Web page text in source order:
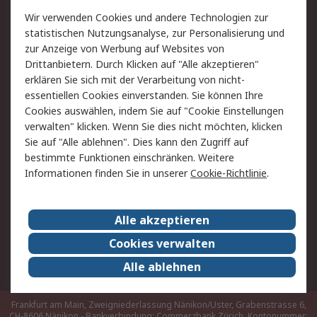
Rücksendungen
Kontakt
Hilfe
Rechtliches
AGB
Datenschutz
Cookie-Richtlinie
Zahlungsbedingungen
Copyright/Impressum
Über RS
Karriere bei RS
Nachhaltigkeit
Qualität/Umwelt/ZertifikatePresse-Center
Event-Center
Frankfurt am Main, Zweigniederlassung Nänikon/Uster, Grabenstrasse 6,
Wir verwenden Cookies und andere Technologien zur
statistischen Nutzungsanalyse, zur Personalisierung und
zur Anzeige von Werbung auf Websites von
Drittanbietern. Durch Klicken auf "Alle akzeptieren"
erklären Sie sich mit der Verarbeitung von nicht-
essentiellen Cookies einverstanden. Sie können Ihre
Cookies auswählen, indem Sie auf "Cookie Einstellungen
verwalten" klicken. Wenn Sie dies nicht möchten, klicken
Sie auf "Alle ablehnen". Dies kann den Zugriff auf
bestimmte Funktionen einschränken. Weitere
Informationen finden Sie in unsererCookie-Richtlinie.
Alle akzeptieren
Cookies verwalten
Alle ablehnen